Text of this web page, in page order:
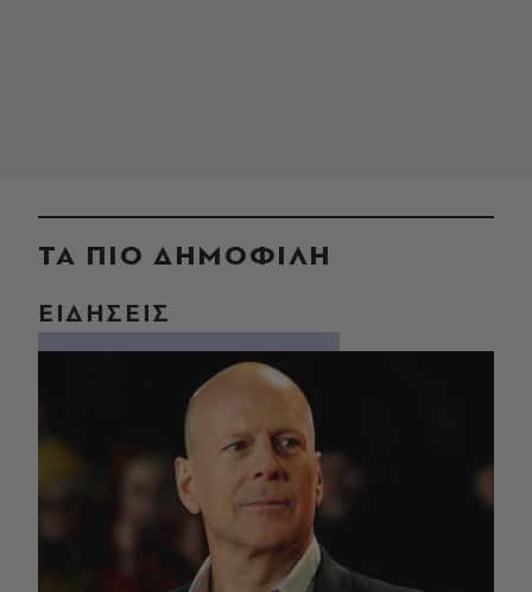
ΤΑ ΠΙΟ ΔΗΜΟΦΙΛΗ
ΕΙΔΗΣΕΙΣ